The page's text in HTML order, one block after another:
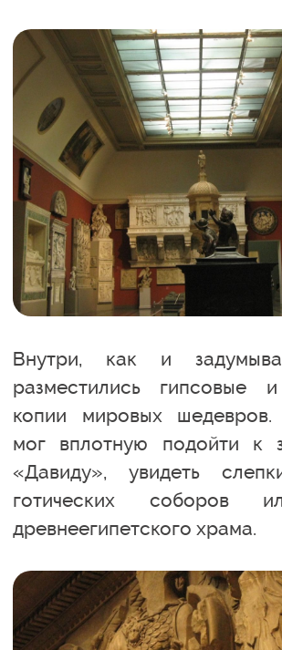
Внутри, как и
разместились гипсовые
копии мировых шедевров.
мог вплотную подойти к
«Давиду», увидеть
готических соборов
древнеегипетского храма.